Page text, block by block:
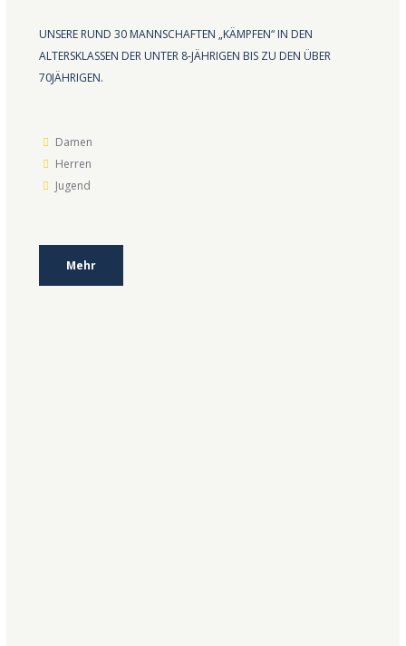
UNSERE RUND 30 MANNSCHAFTEN „KÄMPFEN“ IN DEN
ALTERSKLASSEN DER UNTER 8-JÄHRIGEN BIS ZU DEN ÜBER
70JÄHRIGEN.
Damen
Herren
Jugend
Mehr